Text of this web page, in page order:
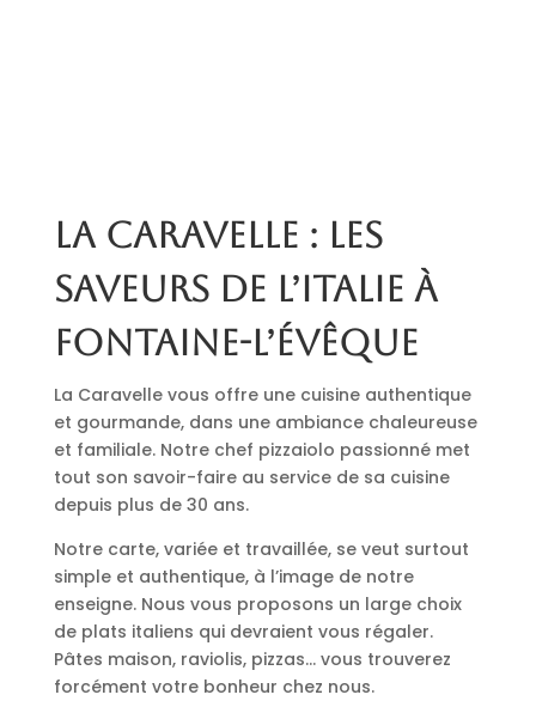
La Caravelle : les
saveurs de l’Italie à
Fontaine-l’Évêque
La Caravelle vous offre une cuisine authentique
et gourmande, dans une ambiance chaleureuse
et familiale. Notre chef pizzaiolo passionné met
tout son savoir-faire au service de sa cuisine
depuis plus de 30 ans.
Notre carte, variée et travaillée, se veut surtout
simple et authentique, à l’image de notre
enseigne. Nous vous proposons un large choix
de plats italiens qui devraient vous régaler.
Pâtes maison, raviolis, pizzas… vous trouverez
forcément votre bonheur chez nous.